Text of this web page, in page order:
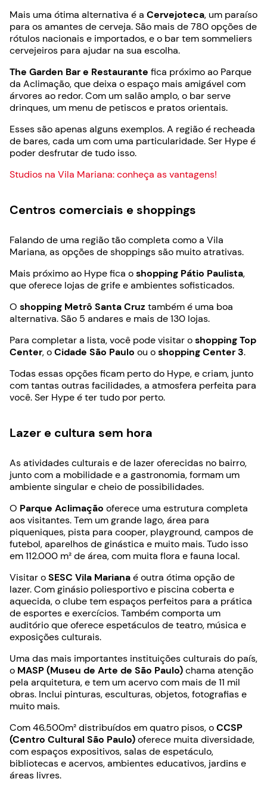
Mais uma ótima alternativa é a Cervejoteca, um paraíso
para os amantes de cerveja. São mais de 780 opções de
rótulos nacionais e importados, e o bar tem sommeliers
cervejeiros para ajudar na sua escolha.
The Garden Bar e Restaurante fica próximo ao Parque
da Aclimação, que deixa o espaço mais amigável com
árvores ao redor. Com um salão amplo, o bar serve
drinques, um menu de petiscos e pratos orientais.
Esses são apenas alguns exemplos. A região é recheada
de bares, cada um com uma particularidade. Ser Hype é
poder desfrutar de tudo isso.
Studios na Vila Mariana: conheça as vantagens!
Centros comerciais e shoppings
Falando de uma região tão completa como a Vila
Mariana, as opções de shoppings são muito atrativas.
Mais próximo ao Hype fica oshopping Pátio Paulista,
que oferece lojas de grife e ambientes sofisticados.
O shopping Metrô Santa Cruz também é uma boa
alternativa. São 5 andares e mais de 130 lojas.
Para completar a lista, você pode visitar oshopping Top
Center, oCidade São Paulo ou oshopping Center 3.
Todas essas opções ficam perto do Hype, e criam, junto
com tantas outras facilidades, a atmosfera perfeita para
você. Ser Hype é ter tudo por perto.
Lazer e cultura sem hora
As atividades culturais e de lazer oferecidas no bairro,
junto com a mobilidade e a gastronomia, formam um
ambiente singular e cheio de possibilidades.
O Parque Aclimação oferece uma estrutura completa
aos visitantes. Tem um grande lago, área para
piqueniques, pista para cooper, playground, campos de
futebol, aparelhos de ginástica e muito mais. Tudo isso
em 112.000 m² de área, com muita flora e fauna local.
Visitar oSESC Vila Marianaé outra ótima opção de
lazer. Com ginásio poliesportivo e piscina coberta e
aquecida, o clube tem espaços perfeitos para a prática
de esportes e exercícios. Também comporta um
auditório que oferece espetáculos de teatro, música e
exposições culturais.
Uma das mais importantes instituições culturais do país,
o MASP (Museu de Arte de São Paulo)chama atenção
pela arquitetura, e tem um acervo com mais de 11 mil
obras. Inclui pinturas, esculturas, objetos, fotografias e
muito mais.
Com 46.500m² distribuídos em quatro pisos, oCCSP
(Centro Cultural São Paulo)oferece muita diversidade,
com espaços expositivos, salas de espetáculo,
bibliotecas e acervos, ambientes educativos, jardins e
áreas livres.